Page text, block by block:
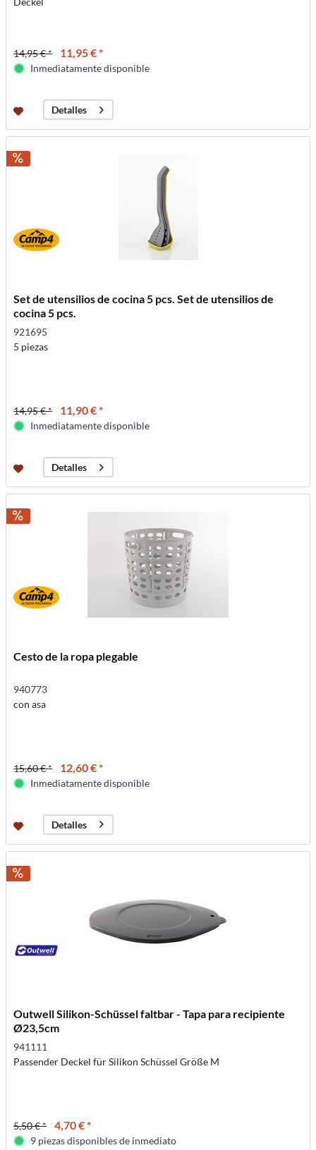
14,95 € * 11,95 € *
Inmediatamente disponible
Detalles
Set de utensilios de cocina 5 pcs. Set de utensilios de
cocina 5 pcs.
921695
5 piezas
14,95 € * 11,90 € *
Inmediatamente disponible
Detalles
Cesto de la ropa plegable
940773
con asa
15,60 € * 12,60 € *
Inmediatamente disponible
Detalles
Outwell Silikon-Schüssel faltbar - Tapa para recipiente
Ø23,5cm
941111
Passender Deckel für Silikon Schüssel Größe M
5,50 € * 4,70 € *
9 piezas disponibles de inmediato